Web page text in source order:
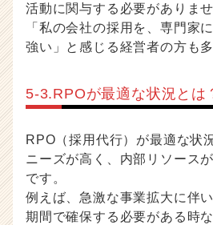
活動に関与する必要がありませ
「私の会社の採用を、専門家
強い」と感じる経営者の方も
5-3.RPOが最適な状況とは
RPO（採用代行）が最適な状
ニーズが高く、内部リソース
です。
例えば、急激な事業拡大に伴
期間で確保する必要がある時